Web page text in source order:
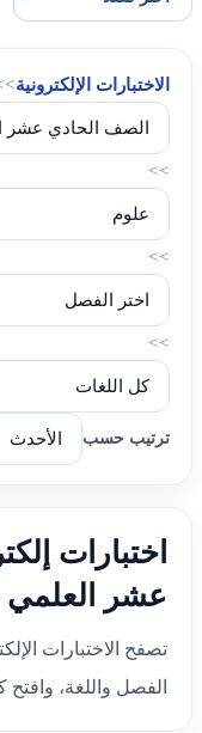
الاختبارات الإلكترونية
>>
>>
>>
ترتيب حسب
اختبارات
عشر
تصفح الاختبارات
الفصل واللغة،